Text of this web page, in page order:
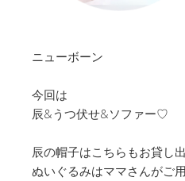
ニューボーン
今回は
辰&うつ伏せ&ソファー♡
辰の帽子はこちらもお貸し
ぬいぐるみはママさんがご